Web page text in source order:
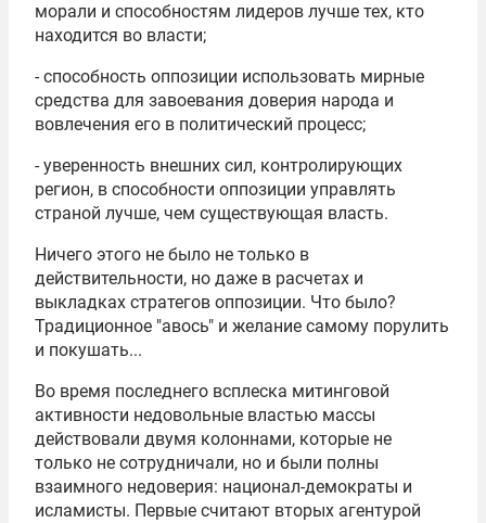
морали и способностям лидеров лучше тех, кто
находится во власти;
- способность оппозиции использовать мирные
средства для завоевания доверия народа и
вовлечения его в политический процесс;
- уверенность внешних сил, контролирующих
регион, в способности оппозиции управлять
страной лучше, чем существующая власть.
Ничего этого не было не только в
действительности, но даже в расчетах и
выкладках стратегов оппозиции. Что было?
Традиционное "авось" и желание самому порулить
и покушать...
Во время последнего всплеска митинговой
активности недовольные властью массы
действовали двумя колоннами, которые не
только не сотрудничали, но и были полны
взаимного недоверия: национал-демократы и
исламисты. Первые считают вторых агентурой